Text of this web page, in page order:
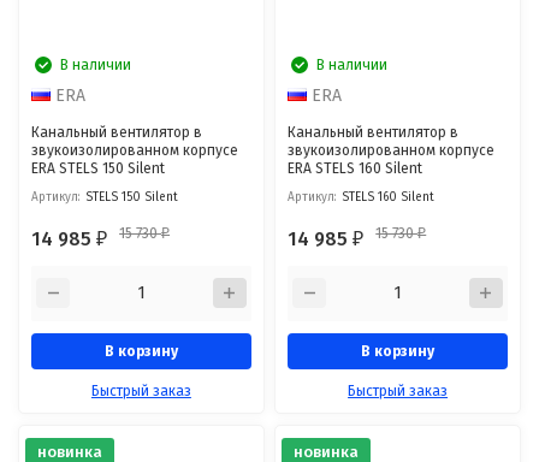
В наличии
ERA
Канальный вентилятор в
звукоизолированном корпусе
ERA STELS 150 Silent
Артикул: STELS 150 Silent
14 985₽ 15 730₽
В корзину
Быстрый заказ
В наличии
ERA
Канальный вентилятор в
звукоизолированном корпусе
ERA STELS 160 Silent
Артикул: STELS 160 Silent
14 985₽ 15 730₽
В корзину
Быстрый заказ
новинка
новинка